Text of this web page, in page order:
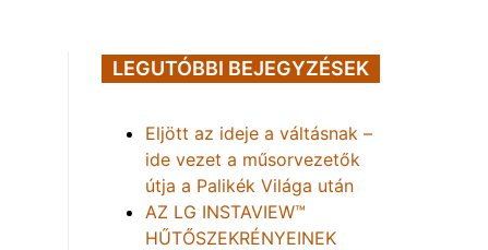
LEGUTÓBBI BEJEGYZÉSEK
Eljött az ideje a váltásnak –
ide vezet a műsorvezetők
útja a Palikék Világa után
AZ LG INSTAVIEW™
HŰTŐSZEKRÉNYEINEK